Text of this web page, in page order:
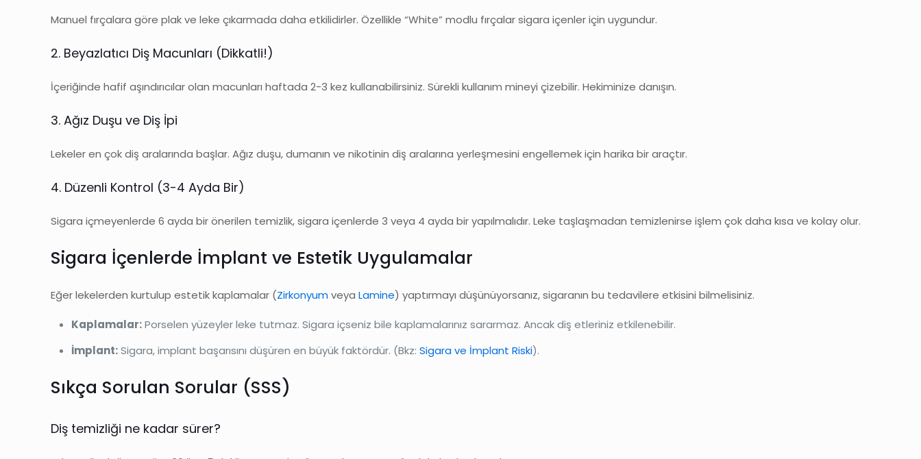
Manuel fırçalara göre plak ve leke çıkarmada daha etkilidirler. Özellikle “White” modlu fırçalar sigara içenler için uygundur.
2. Beyazlatıcı Diş Macunları (Dikkatli!)
İçeriğinde hafif aşındırıcılar olan macunları haftada 2-3 kez kullanabilirsiniz. Sürekli kullanım mineyi çizebilir. Hekiminize danışın.
3. Ağız Duşu ve Diş İpi
Lekeler en çok diş aralarında başlar. Ağız duşu, dumanın ve nikotinin diş aralarına yerleşmesini engellemek için harika bir araçtır.
4. Düzenli Kontrol (3-4 Ayda Bir)
Sigara içmeyenlerde 6 ayda bir önerilen temizlik, sigara içenlerde 3 veya 4 ayda bir yapılmalıdır. Leke taşlaşmadan temizlenirse işlem çok daha kısa ve kolay olur.
Sigara İçenlerde İmplant ve Estetik Uygulamalar
Eğer lekelerden kurtulup estetik kaplamalar (ZirkonyumveyaLamine) yaptırmayı düşünüyorsanız, sigaranın bu tedavilere etkisini bilmelisiniz.
Kaplamalar:Porselen yüzeyler leke tutmaz. Sigara içseniz bile kaplamalarınız sararmaz. Ancak diş etleriniz etkilenebilir.
İmplant:Sigara, implant başarısını düşüren en büyük faktördür. (Bkz:Sigara ve İmplant Riski).
Sıkça Sorulan Sorular (SSS)
Diş temizliği ne kadar sürer?